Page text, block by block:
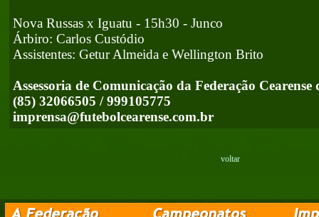
Nova Russas x Iguatu - 15h30 - Junco
Árbiro: Carlos Custódio
Assistentes: Getur Almeida e Wellington Brito
Assessoria de Comunicação da Federação Cearense
(85) 32066505 / 999105775
imprensa@futebolcearense.com.br
voltar